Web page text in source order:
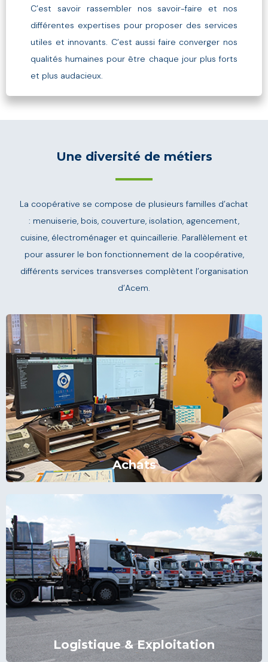
C’est savoir rassembler nos savoir-faire et nos
différentes expertises pour proposer des services
utiles et innovants. C’est aussi faire converger nos
qualités humaines pour être chaque jour plus forts
et plus audacieux.
Une diversité de métiers
La coopérative se compose de plusieurs familles d’achat
: menuiserie, bois, couverture, isolation, agencement,
cuisine, électroménager et quincaillerie. Parallèlement et
pour assurer le bon fonctionnement de la coopérative,
différents services transverses complètent l’organisation
d’Acem.
Achats
Logistique & Exploitation